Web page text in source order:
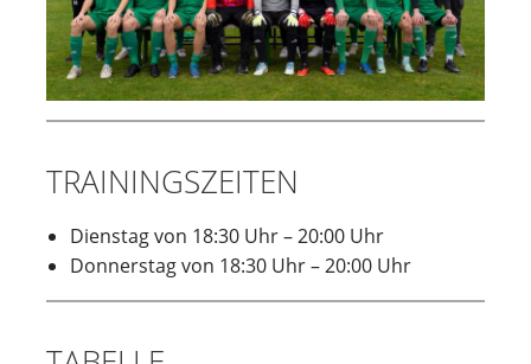
TRAININGSZEITEN
Dienstag von 18:30 Uhr – 20:00 Uhr
Donnerstag von 18:30 Uhr – 20:00 Uhr